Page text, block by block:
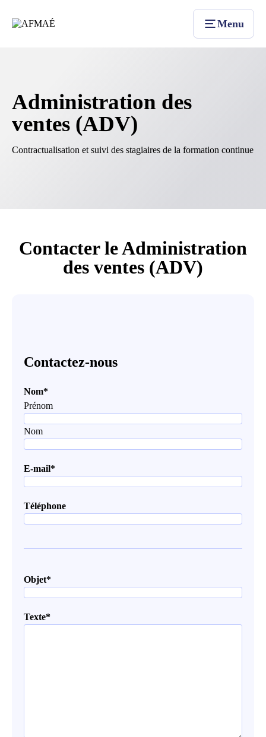
Menu
Administration des
ventes (ADV)
Contractualisation et suivi des stagiaires de la formation continue
Contacter le Administration
des ventes (ADV)
Contactez-nous
Nom*
Prénom
Nom
E-mail*
Téléphone
Objet*
Texte*